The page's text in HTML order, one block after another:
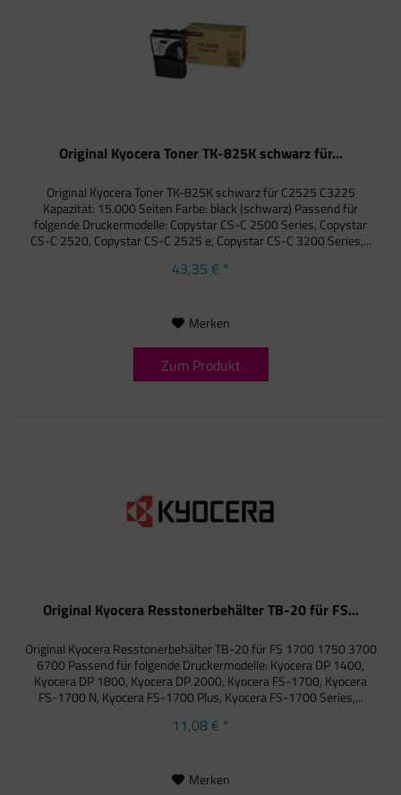
Original Kyocera Toner TK-825K schwarz für...
Original Kyocera Toner TK-825K schwarz für C2525 C3225
Kapazität: 15.000 Seiten Farbe: black (schwarz) Passend für
folgende Druckermodelle: Copystar CS-C 2500 Series, Copystar
CS-C 2520, Copystar CS-C 2525 e, Copystar CS-C 3200 Series,...
43,35 € *
Merken
Zum Produkt
Original Kyocera Resstonerbehälter TB-20 für FS...
Original Kyocera Resstonerbehälter TB-20 für FS 1700 1750 3700
6700 Passend für folgende Druckermodelle: Kyocera DP 1400,
Kyocera DP 1800, Kyocera DP 2000, Kyocera FS-1700, Kyocera
FS-1700 N, Kyocera FS-1700 Plus, Kyocera FS-1700 Series,...
11,08 € *
Merken